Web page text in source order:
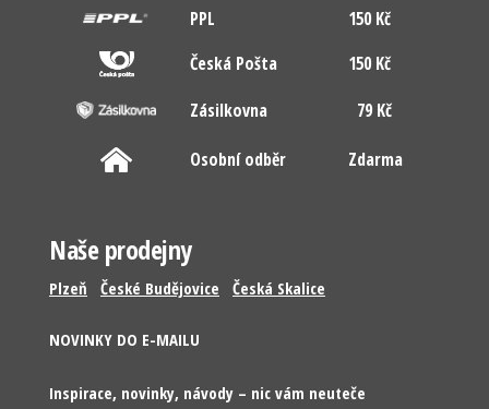
PPL
150 Kč
Česká Pošta
150 Kč
Zásilkovna
79 Kč
Osobní odběr Zdarma
Naše prodejny
Plzeň České Budějovice Česká Skalice
NOVINKY DO E-MAILU
Inspirace, novinky, návody – nic vám neuteče